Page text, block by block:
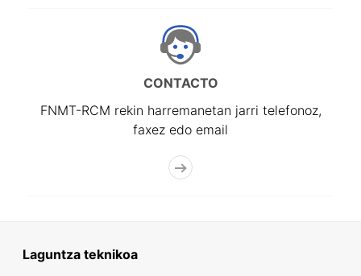
CONTACTO
FNMT-RCM rekin harremanetan jarri telefonoz,
faxez edo email
Laguntza teknikoa